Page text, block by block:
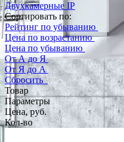
Двухкамерные IP
Сортировать по:
Рейтинг по убыванию
Цена по возрастанию
Цена по убыванию
От А до Я
От Я до А
Сбросить
Товар
Параметры
Цена, руб.
Кол-во